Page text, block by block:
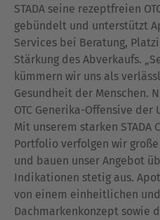
STADA seine rezeptfreien
gebündelt und unterstützt
Services bei Beratung,
Stärkung des Abverkaufs.
kümmern wir uns als
Gesundheit der Menschen.
OTC Generika-Offensive
Mit unserem starken STADA
Portfolio verfolgen wir
und bauen unser Angebot
Indikationen stetig aus.
von einem einheitlichen
Dachmarkenkonzept sowie